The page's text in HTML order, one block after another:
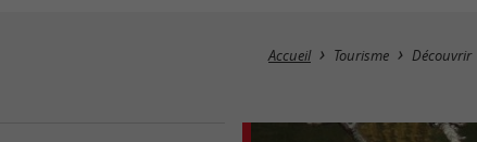
Accueil Tourisme Découvrir